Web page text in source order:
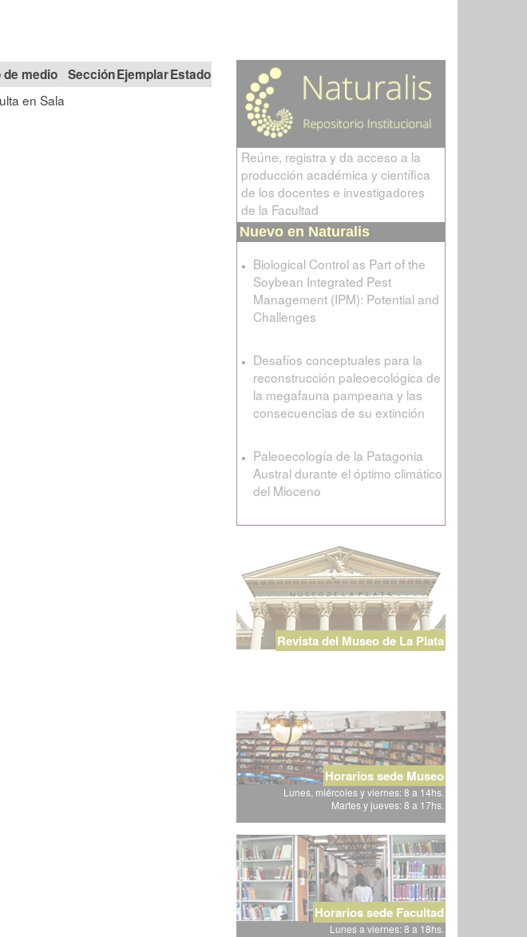
de medio Sección
Estado
en Sala
Reúne, registra y da acceso a la
producción académica y científica
de los docentes e investigadores
de la Facultad
Nuevo en Naturalis
Biological Control as Part of the
Soybean Integrated Pest
Management (IPM): Potential and
Challenges
Desafíos conceptuales para la
reconstrucción paleoecológica de
la megafauna pampeana y las
consecuencias de su extinción
Paleoecología de la Patagonia
Austral durante el óptimo climático
del Mioceno
Revista del Museo de La Plata
Horarios sede Museo
Lunes, miércoles y viernes: 8 a 14hs.
Martes y jueves: 8 a 17hs.
Horarios sede Facultad
Lunes a viernes: 8 a 18hs.